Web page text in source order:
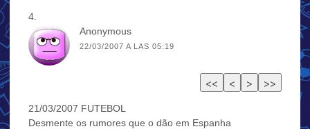
Anonymous
22/03/2007 A LAS 05:19
21/03/2007 FUTEBOL
Desmente os rumores que o dão em Espanha